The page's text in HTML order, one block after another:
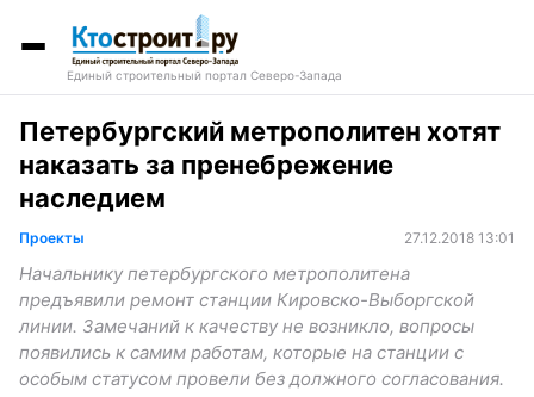
Единый строительный портал Северо-Запада
Петербургский метрополитен хотят
наказать за пренебрежение
наследием
Проекты 27.12.2018 13:01
Начальнику петербургского метрополитена
предъявили ремонт станции Кировско-Выборгской
линии. Замечаний к качеству не возникло, вопросы
появились к самим работам, которые на станции с
особым статусом провели без должного согласования.